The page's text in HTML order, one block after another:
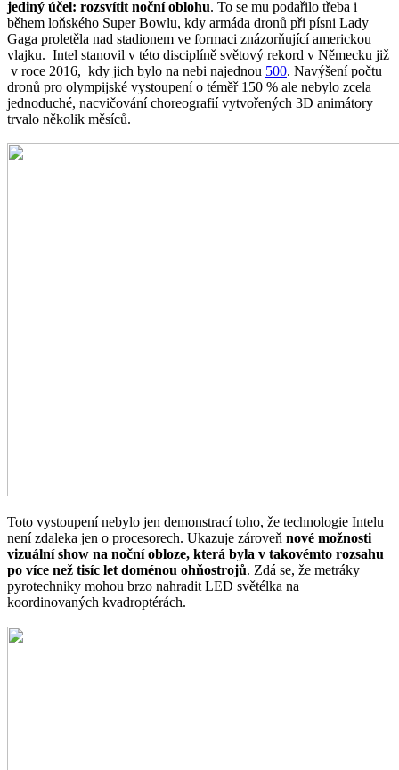
jediný účel: rozsvítit noční oblohu. To se mu podařilo třeba i
během loňského Super Bowlu, kdy armáda dronů při písni Lady
Gaga proletěla nad stadionem ve formaci znázorňující americkou
vlajku. Intel stanovil v této disciplíně světový rekord v Německu již
v roce 2016, kdy jich bylo na nebi najednou 500. Navýšení počtu
dronů pro olympijské vystoupení o téměř 150 % ale nebylo zcela
jednoduché, nacvičování choreografií vytvořených 3D animátory
trvalo několik měsíců.
Toto vystoupení nebylo jen demonstrací toho, že technologie Intelu
není zdaleka jen o procesorech. Ukazuje zároveň nové možnosti
vizuální show na noční obloze, která byla v takovémto rozsahu
po více než tisíc let doménou ohňostrojů. Zdá se, že metráky
pyrotechniky mohou brzo nahradit LED světélka na
koordinovaných kvadroptérách.